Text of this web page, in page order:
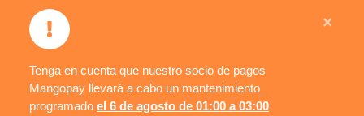
Tenga en cuenta que nuestro socio de pagos
Mangopay llevará a cabo un mantenimiento
programado el 6 de agosto de 01:00 a 03:00
×